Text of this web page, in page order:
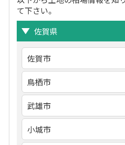
て下さい。
佐賀県
佐賀市
鳥栖市
武雄市
小城市